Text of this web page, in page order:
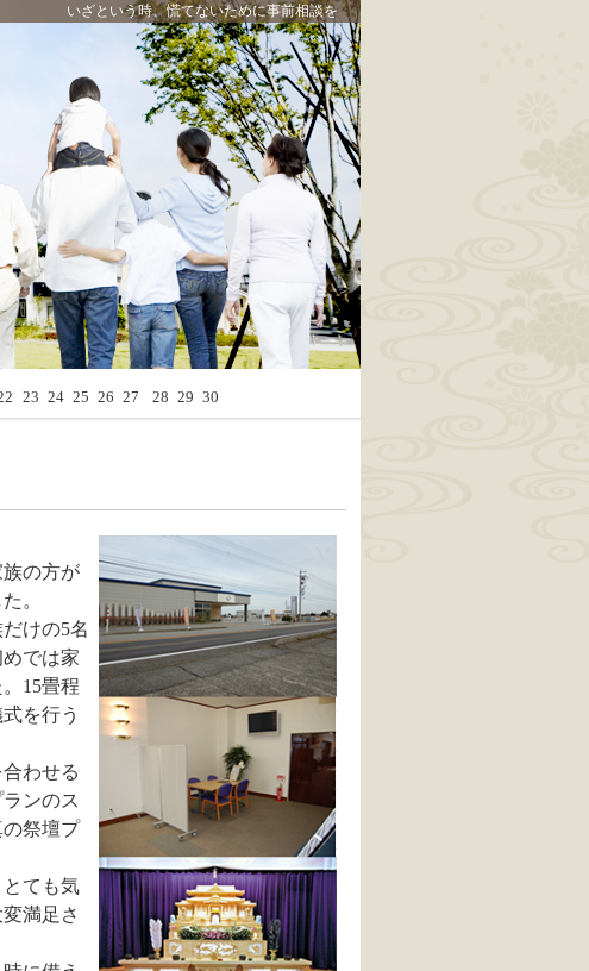
いざという時、慌てないために事前相談を
23 24 25 26 27 28 29 30
の方が
。
けの5名
では家
15畳程
を行う
わせる
ンのス
祭壇プ
ても気
満足さ